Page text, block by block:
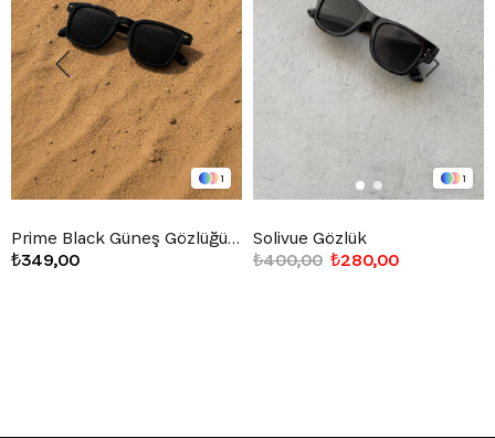
1
Prime Black Güneş Gözlüğü Siyah
₺349,00
1
Solivue Gözlük
₺280,00
₺400,00